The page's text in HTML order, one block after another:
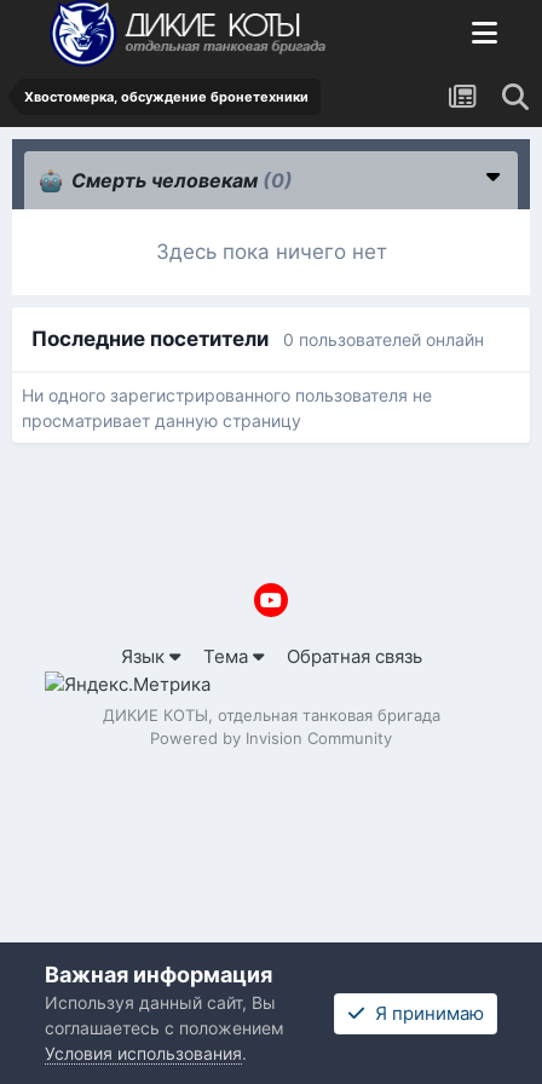
Хвостомерка, обсуждение бронетехники
Смерть человекам (0)
Здесь пока ничего нет
Последние посетители 0 пользователей онлайн
Ни одного зарегистрированного пользователя не
просматривает данную страницу
Язык Тема Обратная связь
ДИКИЕ КОТЫ, отдельная танковая бригада
Powered by Invision Community
Важная информация
Используя данный сайт, Вы
соглашаетесь с положением
Условия использования.
Я принимаю